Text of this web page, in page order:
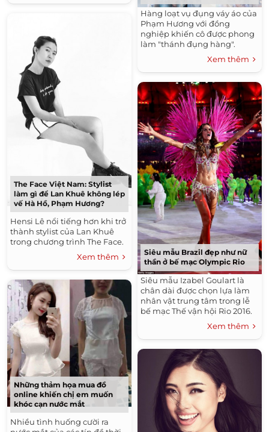
The Face Việt Nam: Stylist
làm gì để Lan Khuê không lép
vế Hà Hồ, Phạm Hương?
Hensi Lê nổi tiếng hơn khi trở
thành stylist của Lan Khuê
trong chương trình The Face.
Xem thêm
Những thảm họa mua đồ
online khiến chị em muốn
khóc cạn nước mắt
Nhiều tình huống cười ra
Hàng loạt vụ đụng váy áo của
Phạm Hương với đồng
nghiệp khiến cô được phong
làm "thánh đụng hàng".
Xem thêm
Siêu mẫu Brazil đẹp như nữ
thần ở bế mạc Olympic Rio
Siêu mẫu Izabel Goulart là
chân dài được chọn lựa làm
nhân vật trung tâm trong lễ
bế mạc Thế vận hội Rio 2016.
Xem thêm